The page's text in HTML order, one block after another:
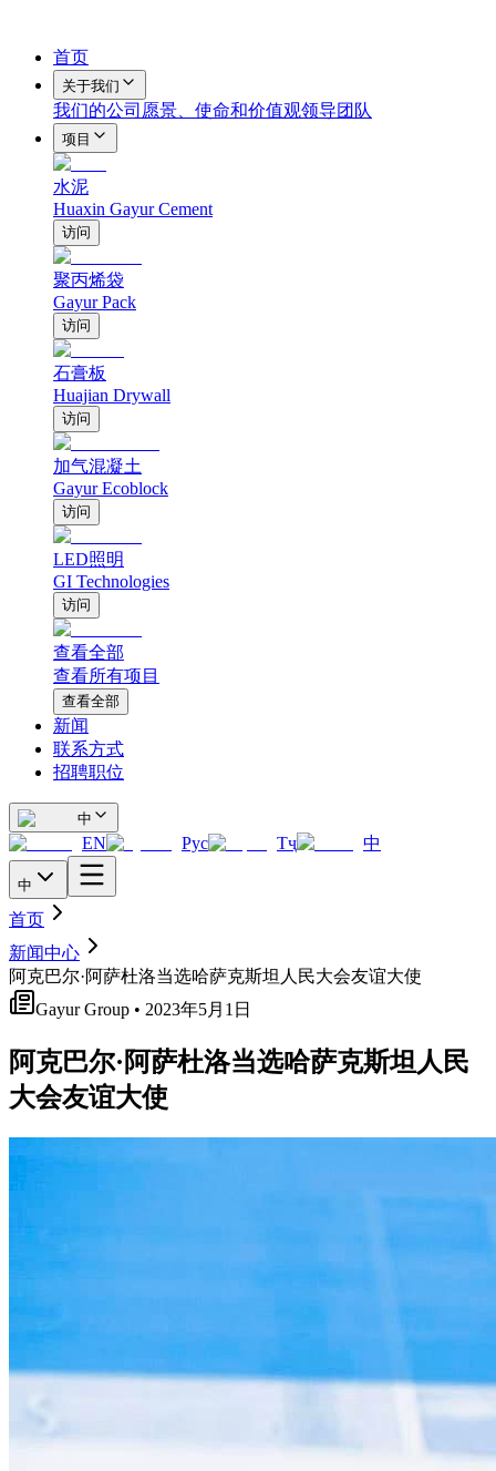
首页
关于我们
我们的公司 愿景、使命和价值观领导团队
项目
水泥
Huaxin Gayur Cement
访问
聚丙烯袋
Gayur Pack
访问
石膏板
Huajian Drywall
访问
加气混凝土
Gayur Ecoblock
访问
LED照明
GI Technologies
访问
查看全部
查看所有项目
查看全部
新闻
联系方式
招聘职位
中
EN Рус Тҷ 中
中
首页
新闻中心
阿克巴尔·阿萨杜洛当选哈萨克斯坦人民大会友谊大使
Gayur Group • 2023年5月1日
阿克巴尔·阿萨杜洛当选哈萨克斯坦人民
大会友谊大使